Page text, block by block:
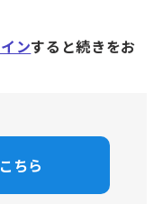
ンすると続きをお
ちら